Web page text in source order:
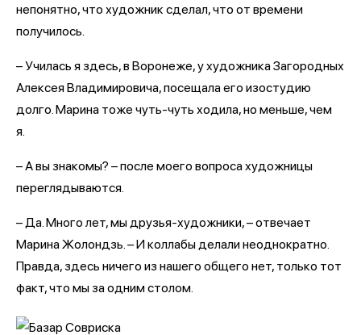
непонятно, что художник сделал, что от времени
получилось.
– Училась я здесь, в Воронеже, у художника Загородных
Алексея Владимировича, посещала его изостудию
долго. Марина тоже чуть-чуть ходила, но меньше, чем
я.
– А вы знакомы? – после моего вопроса художницы
переглядываются.
– Да. Много лет, мы друзья-художники, – отвечает
Марина Жолондзь. – И коллабы делали неоднократно.
Правда, здесь ничего из нашего общего нет, только тот
факт, что мы за одним столом.